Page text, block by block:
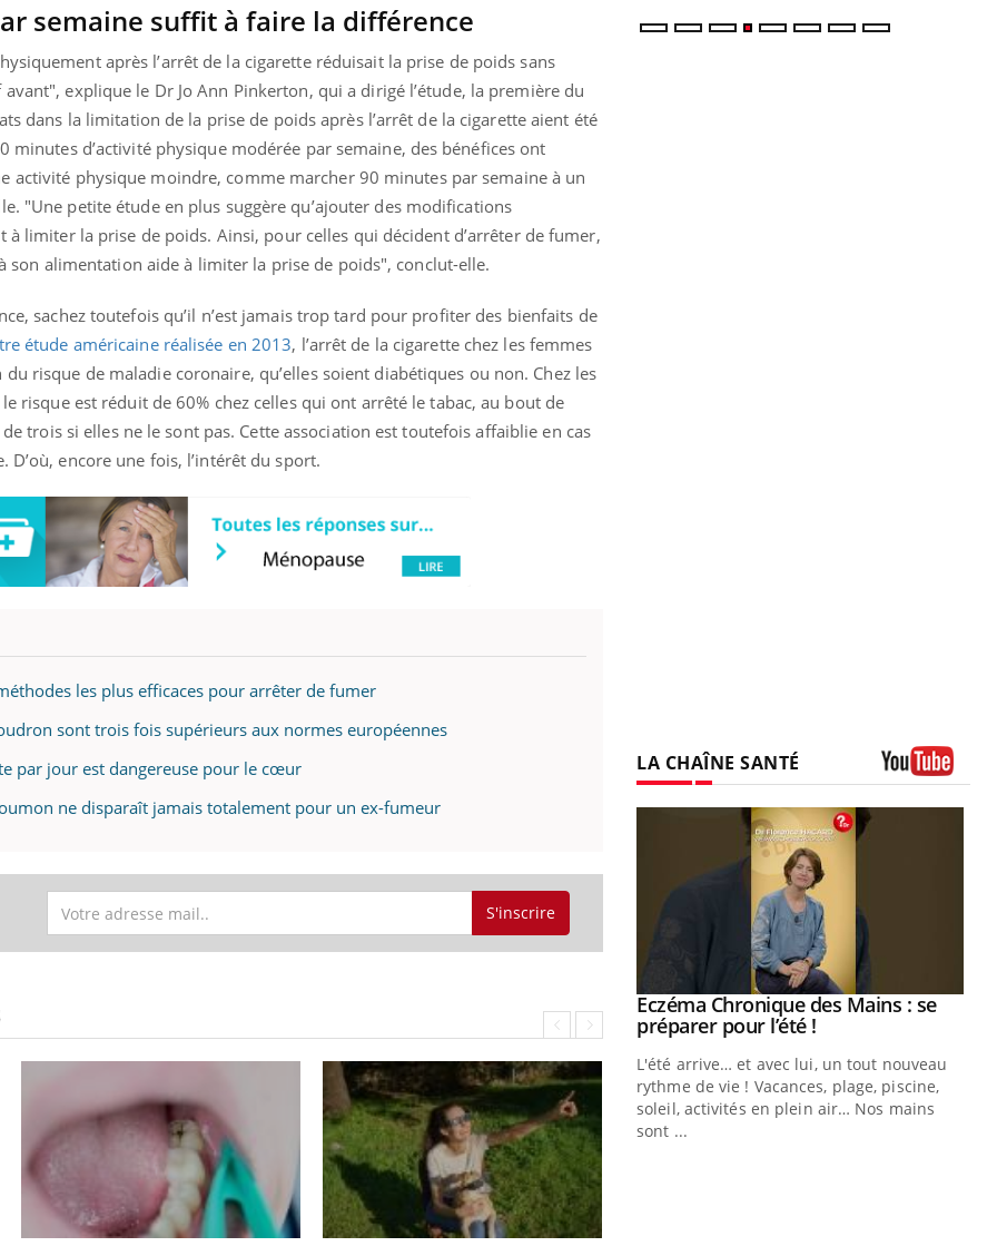
semaine suffit à faire la différence
après l’arrêt de la cigarette réduisait la prise de poids sans
explique le Dr Jo Ann Pinkerton, qui a dirigé l’étude, la première du
dans la limitation de la prise de poids après l’arrêt de la cigarette aient été
minutes d’activité physique modérée par semaine, des bénéfices ont
activité physique moindre, comme marcher 90 minutes par semaine à un
"Une petite étude en plus suggère qu’ajouter des modifications
limiter la prise de poids. Ainsi, pour celles qui décident d’arrêter de fumer,
alimentation aide à limiter la prise de poids", conclut-elle.
sachez toutefois qu’il n’est jamais trop tard pour profiter des bienfaits de
étude américaine réalisée en 2013, l’arrêt de la cigarette chez les femmes
risque de maladie coronaire, qu’elles soient diabétiques ou non. Chez les
risque est réduit de 60% chez celles qui ont arrêté le tabac, au bout de
trois si elles ne le sont pas. Cette association est toutefois affaiblie en cas
encore une fois, l’intérêt du sport.
les plus efficaces pour arrêter de fumer
sont trois fois supérieurs aux normes européennes
par jour est dangereuse pour le cœur
ne disparaît jamais totalement pour un ex-fumeur
S'inscrire
LA CHAÎNE SANTÉ
& Charge mentale : et si on
en parler??
l'insuline dans le diabète de type 2
entourée d'idées reçues chez les
comme parfois chez les soignants.
Youtube
Eczéma Chronique des Mains : se
préparer pour l’été !Youtube
L'été arrive… et avec lui, un tout nouveau
rythme de vie ! Vacances, plage, piscine,
soleil, activités en plein air… Nos mains
sont ...